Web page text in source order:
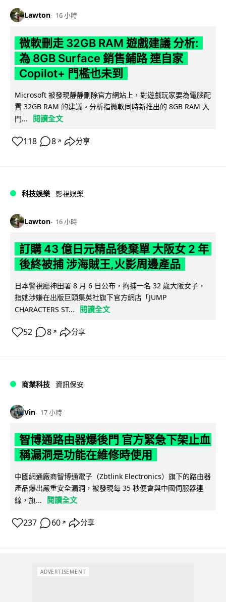
Lawton 16 小時
微軟刪走 32GB RAM 遊戲建議 分析:
為 8GB Surface 銷售鋪路 連自家
Copilot+ 門檻也未到
Microsoft 被發現靜靜刪除官方網站上，對遊戲玩家要為電腦配
置 32GB RAM 的建議。分析指微軟同時新推出的 8GB RAM 入
門...
閱讀全文
118 8 ↗ 分享
科技娛樂 影視娛樂
Lawton 16 小時
訂購 43 億日元精品後棄單 大阪女 2 年
後終被捕 涉海賊王,火影周邊產品
日本警視廳神田署 8 月 6 日公布，拘捕一名 32 歲大阪女子，
指她涉嫌在出版巨頭集英社旗下官方網店「JUMP
CHARACTERS ST...
閱讀全文
52 8 ↗ 分享
商業科技 資訊保安
Vin 17 小時
智博通路由器爆後門 官方緊急下架止血
稱漏洞是功能在維修時使用
中國網通廠商智博通電子（Zbtlink Electronics）旗下的路由器
產品爆出嚴重安全漏洞，被發現每 35 秒便會與中國伺服器連
線，旗...
閱讀全文
237 60 ↗ 分享
ADVERTISEMENT